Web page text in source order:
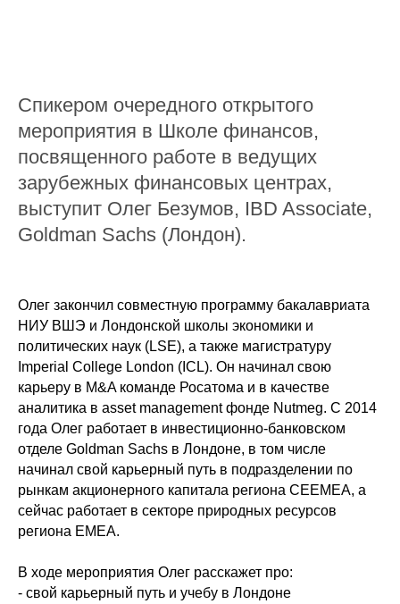
Спикером очередного открытого
мероприятия в Школе финансов,
посвященного работе в ведущих
зарубежных финансовых центрах,
выступит Олег Безумов, IBD Associate,
Goldman Sachs (Лондон).
Олег закончил совместную программу бакалавриата
НИУ ВШЭ и Лондонской школы экономики и
политических наук (LSE), а также магистратуру
Imperial College London (ICL). Он начинал свою
карьеру в M&A команде Росатома и в качестве
аналитика в asset management фонде Nutmeg. С 2014
года Олег работает в инвестиционно-банковском
отделе Goldman Sachs в Лондоне, в том числе
начинал свой карьерный путь в подразделении по
рынкам акционерного капитала региона CEEMEA, а
сейчас работает в секторе природных ресурсов
региона EMEA.
В ходе мероприятия Олег расскажет про:
- свой карьерный путь и учебу в Лондоне